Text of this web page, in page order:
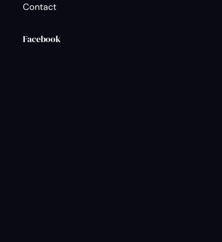
Contact
Facebook